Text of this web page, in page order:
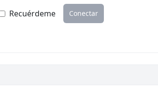
Recuérdeme Conectar